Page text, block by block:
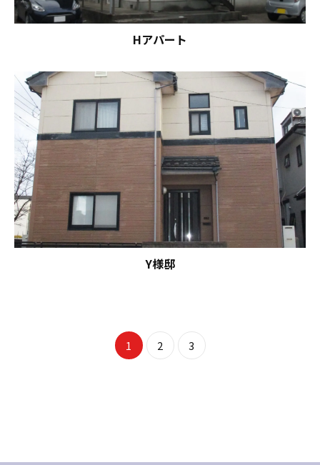
Hアパート
Y様邸
1 2 3